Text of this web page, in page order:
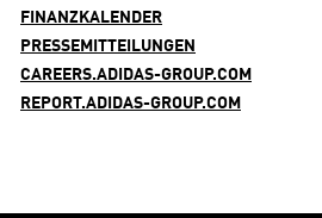
FINANZKALENDER
PRESSEMITTEILUNGEN
CAREERS.ADIDAS-GROUP.COM
REPORT.ADIDAS-GROUP.COM